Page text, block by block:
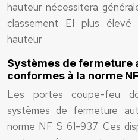
hauteur nécessitera
classement EI plus élevé
hauteur.
Systèmes de fermeture
conformes à la norme
Les portes coupe-feu
systèmes de fermeture
norme NF S 61-937. Ces